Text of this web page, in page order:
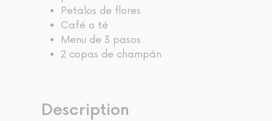
Petalos de flores
Café o té
Menu de 3 pasos
2 copas de champán
Description